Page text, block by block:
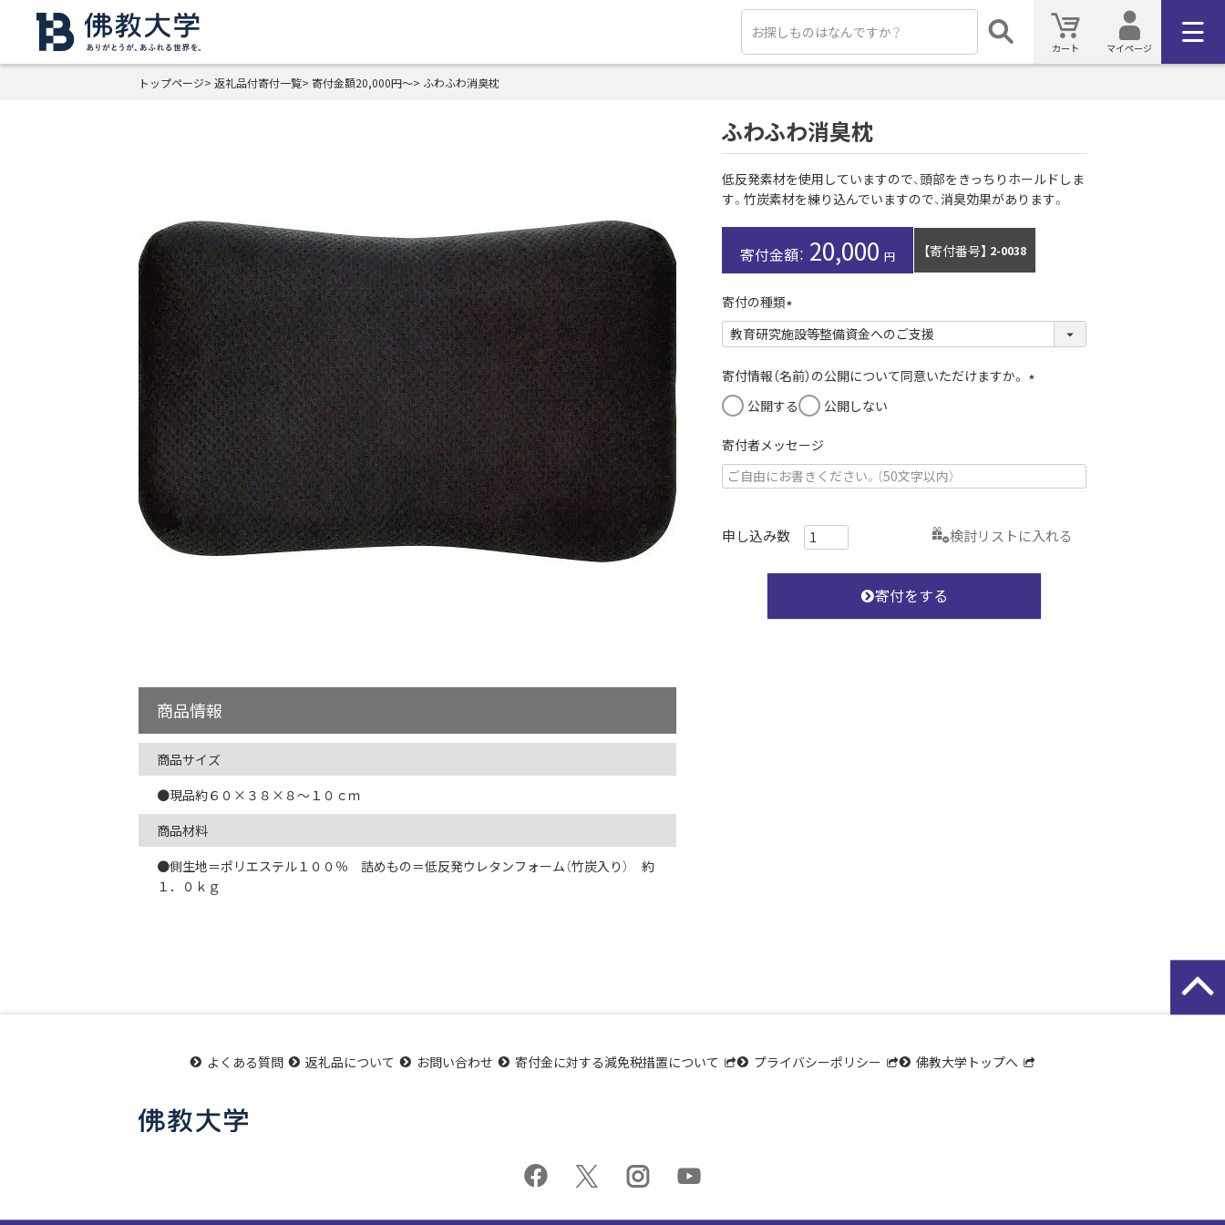
カート マイページ
トップページ 返礼品付寄付一覧 寄付金額20,000円～ ふわふわ消臭枕
ふわふわ消臭枕
低反発素材を使用していますので、頭部をきっちりホールドしま
す。竹炭素材を練り込んでいますので、消臭効果があります。
20,000 【寄付番号】 2-0038
寄付の種類
(
必
須
寄付情報（名前）の公開について同意いただけますか。
)
公開する 公開しない
寄付者メッセージ
検討リストに入れる
寄付をする
商品情報
商品サイズ
●現品約６０×３８×８～１０ｃｍ
商品材料
●側生地＝ポリエステル１００％ 詰めもの＝低反発ウレタンフォーム（竹炭入り） 約
１．０ｋｇ
よくある質問 返礼品について お問い合わせ 寄付金に対する減免税措置について プライバシーポリシー 佛教大学トップへ